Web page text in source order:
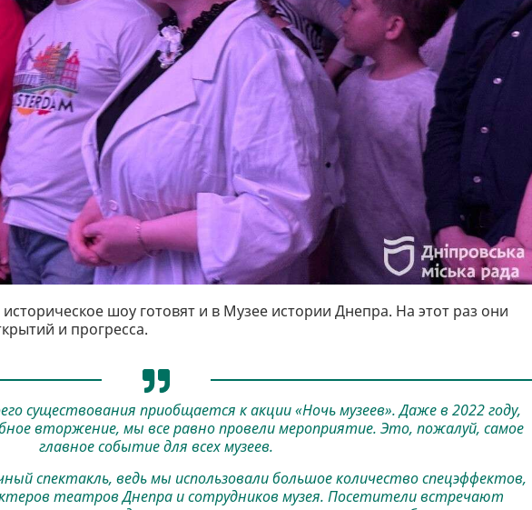
шоу готовят и в Музее истории Днепра. На этот раз они
и прогресса.
существования приобщается к акции «Ночь музеев». Даже в 2022 году,
вторжение, мы все равно провели мероприятие. Это, пожалуй, самое
главное событие для всех музеев.
спектакль, ведь мы использовали большое количество спецэффектов,
театров Днепра и сотрудников музея. Посетители встречают